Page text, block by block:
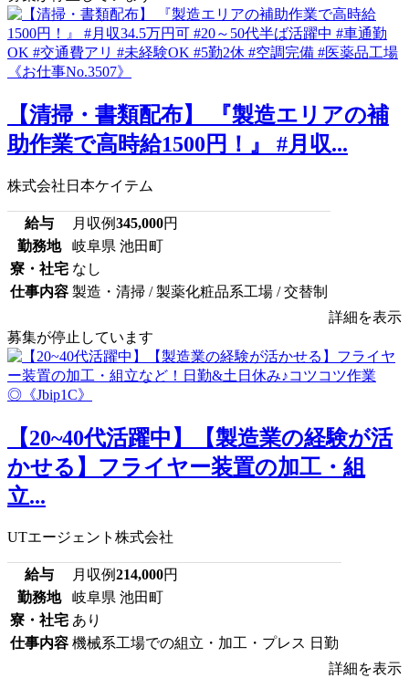
【清掃・書類配布】 『製造エリアの補
助作業で高時給1500円！』 #月収...
株式会社日本ケイテム
給与 月収例345,000円
勤務地
岐阜県 池田町
寮・社宅 なし
仕事内容 製造・清掃 / 製薬化粧品系工場 / 交替制
詳細を表示
募集が停止しています
【20~40代活躍中】【製造業の経験が活
かせる】フライヤー装置の加工・組
立...
UTエージェント株式会社
給与 月収例214,000円
勤務地
岐阜県 池田町
寮・社宅 あり
仕事内容 機械系工場での組立・加工・プレス 日勤
詳細を表示